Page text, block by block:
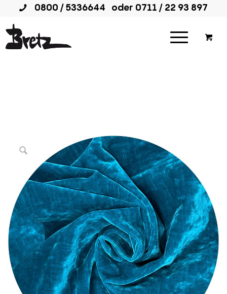
0800 / 5336644 oder 0711 / 22 93 897